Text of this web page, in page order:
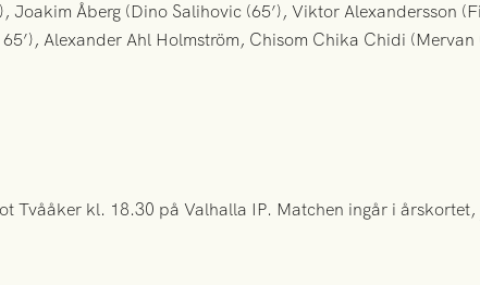
Joakim Åberg (Dino Salihovic (65’), Viktor Alexandersson
Alexander Ahl Holmström, Chisom Chika Chidi (Mervan
Tvååker kl. 18.30 på Valhalla IP. Matchen ingår i årskortet,